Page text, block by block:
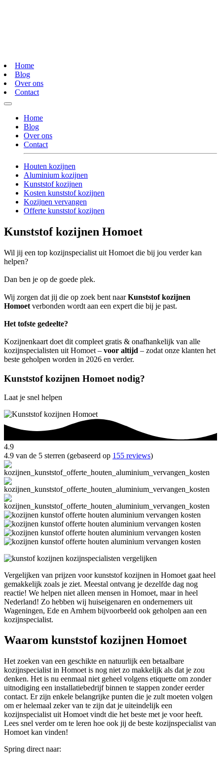
Home
Blog
Over ons
Contact
Home
Blog
Over ons
Contact
Houten kozijnen
Aluminium kozijnen
Kunststof kozijnen
Kosten kunststof kozijnen
Kozijnen vervangen
Offerte kunststof kozijnen
Kunststof kozijnen Homoet
Wil jij een top kozijnspecialist uit Homoet die bij jou verder kan
helpen?
Dan ben je op de goede plek.
Wij zorgen dat jij die op zoek bent naarKunststof kozijnen
Homoet verbonden wordt aan een expert die bij je past.
Het tofste gedeelte?
Kozijnenkaart doet dit compleet gratis & onafhankelijk van alle
kozijnspecialisten uit Homoet – voor altijd – zodat onze klanten het
beste geholpen worden in 2026 en verder.
Kunststof kozijnen Homoet nodig?
Laat je snel helpen
4.9
4.9 van de 5 sterren (gebaseerd op 155 reviews)
Vergelijken van prijzen voor kunststof kozijnen in Homoet gaat heel
gemakkelijk zoals je ziet. Meestal ontvang je dezelfde dag nog
reactie! We helpen niet alleen mensen in Homoet, maar in heel
Nederland! Zo hebben wij huiseigenaren en ondernemers uit
Wageningen, Ede en Arnhem bijvoorbeeld ook geholpen aan een
kozijnspecialist.
Waarom kunststof kozijnen Homoet
Het zoeken van een geschikte en natuurlijk een betaalbare
kozijnspecialist in Homoet is nog niet zo makkelijk als dat je zou
denken. Het is nu eenmaal niet geheel volgens etiquette om zonder
uitnodiging een installatiebedrijf binnen te stappen zonder eerder
contact. Er zijn enkele belangrijke punten die je zult moeten volgen
om er helemaal zeker van te zijn dat je uiteindelijk een
kozijnspecialist uit Homoet vindt die het beste met je voor heeft.
Lees snel verder om te leren hoe ook jij de beste kozijnspecialist van
Homoet kan vinden!
Spring direct naar: